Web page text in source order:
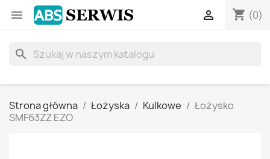
 shopping_cart (0)

search
Strona główna Łożyska Kulkowe
Łożysko
SMF63ZZ EZO